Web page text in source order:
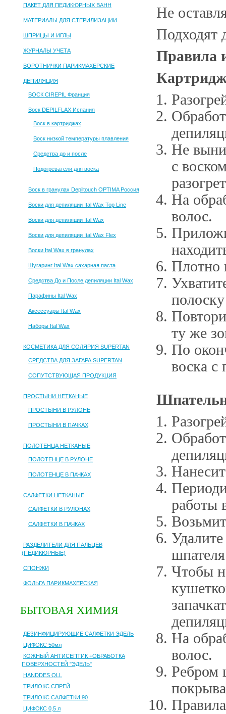
ПАКЕТ ДЛЯ ПЕДИКЮРНЫХ ВАНН
МАТЕРИАЛЫ ДЛЯ СТЕРИЛИЗАЦИИ
ШПРИЦЫ И ИГЛЫ
ЖУРНАЛЫ УЧЕТА
ВОРОТНИЧКИ ПАРИКМАХЕРСКИЕ
ДЕПИЛЯЦИЯ
ВОСК CIREPIL Франция
Воск DEPILFLAX Испания
Воск в картриджах
Воск низкой температуры плавления
Средства до и после
Подогреватели для воска
Воск в гранулах Depiltouch OPTIMA Россия
Воски для депиляции Ital Wax Top Line
Воски для депиляции Ital Wax
Воски для депиляции Ital Wax Flex
Воски Ital Wax в гранулах
Шугаринг Ital Wax сахарная паста
Средства До и После депиляции Ital Wax
Парафины Ital Wax
Аксессуары Ital Wax
Наборы Ital Wax
КОСМЕТИКА ДЛЯ СОЛЯРИЯ SUPERTAN
СРЕДСТВА ДЛЯ ЗАГАРА SUPERTAN
СОПУТСТВУЮЩАЯ ПРОДУКЦИЯ
ПРОСТЫНИ НЕТКАНЫЕ
ПРОСТЫНИ В РУЛОНЕ
ПРОСТЫНИ В ПАЧКАХ
ПОЛОТЕНЦА НЕТКАНЫЕ
ПОЛОТЕНЦЕ В РУЛОНЕ
ПОЛОТЕНЦЕ В ПАЧКАХ
САЛФЕТКИ НЕТКАНЫЕ
САЛФЕТКИ В РУЛОНАХ
САЛФЕТКИ В ПАЧКАХ
РАЗДЕЛИТЕЛИ ДЛЯ ПАЛЬЦЕВ
(ПЕДИКЮРНЫЕ)
СПОНЖИ
ФОЛЬГА ПАРИКМАХЕРСКАЯ
БЫТОВАЯ ХИМИЯ
ДЕЗИНФИЦИРУЮЩИЕ САЛФЕТКИ ЭДЕЛЬ
ЦИФОКС 50мл
КОЖНЫЙ АНТИСЕПТИК +ОБРАБОТКА
ПОВЕРХНОСТЕЙ "ЭДЕЛЬ"
HANDDES OLL
ТРИЛОКС СПРЕЙ
ТРИЛОКС САЛФЕТКИ 90
ЦИФОКС 0,5 л
Не
Подходят
Правила
Не
с
На
волос.
Плотно
ту же
По
воска с
работы
Чтобы
На
волос.
Ребром